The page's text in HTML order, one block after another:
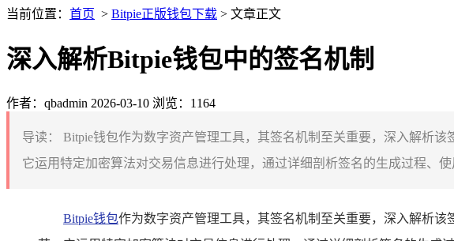
当前位置： 首页 > Bitpie正版钱包下载 > 文章正文
深入解析Bitpie钱包中的签名机制
作者：qbadmin 2026-03-10 浏览：1164
导读：
Bitpie钱包作为数字资产管理工具，其签名机制至关重要，深入解析
它运用特定加密算法对交易信息进行处理，通过详细剖析签名的生成过程、
Bitpie钱包作为数字资产管理工具，其签名机制至关重要，深入解析